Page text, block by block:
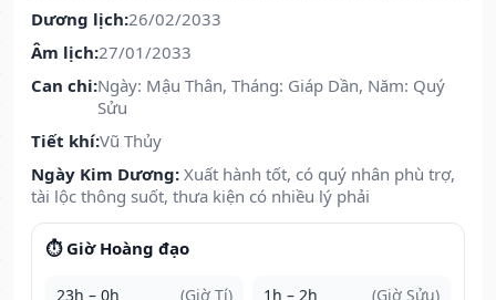
Dương lịch:26/02/2033
Âm lịch:27/01/2033
Can chi:Ngày: Mậu Thân, Tháng: Giáp Dần, Năm: Quý
Sửu
Tiết khí:Vũ Thủy
Ngày Kim Dương: Xuất hành tốt, có quý nhân phù trợ,
tài lộc thông suốt, thưa kiện có nhiều lý phải
⏱️ Giờ Hoàng đạo
23h – 0h (Giờ Tí) 1h – 2h (Giờ Sửu)